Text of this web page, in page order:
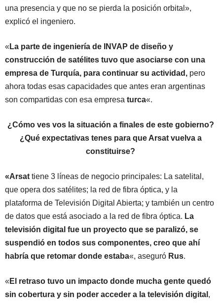
una presencia y que no se pierda la posición orbital»,
explicó el ingeniero.
« La parte de ingeniería de INVAP de diseño y
construcción de satélites tuvo que asociarse con una
empresa de Turquía, para continuar su actividad, pero
ahora todas esas capacidades que antes eran argentinas
son compartidas con esa empresa turca«.
¿Cómo ves vos la situación a finales de este gobierno?
¿Qué expectativas tenes para que Arsat vuelva a
constituirse?
«Arsat tiene 3 líneas de negocio principales: La satelital,
que opera dos satélites; la red de fibra óptica, y la
plataforma de Televisión Digital Abierta; y también un centro
de datos que está asociado a la red de fibra óptica. La
televisión digital fue un proyecto que se paralizó, se
suspendió en todos sus componentes, creo que ahí
habría que retomar donde estaba«, aseguró Rus.
« El retraso tuvo un impacto donde mucha gente quedó
sin cobertura y sin poder acceder a la televisión digital ,